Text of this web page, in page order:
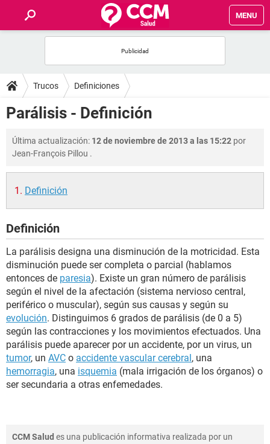
MENU
FOROS
SALUD
FAMILIA
NUTRICIÓN
SEXUALIDAD
GLOSARIO
Trucos Definiciones
Parálisis - Definición
Última actualización: 12 de noviembre de 2013 a las 15:22 por
Jean-François Pillou .
Definición
Definición
La parálisis designa una disminución de la motricidad. Esta
disminución puede ser completa o parcial (hablamos
entonces de paresia). Existe un gran número de parálisis
según el nivel de la afectación (sistema nervioso central,
periférico o muscular), según sus causas y según su
evolución. Distinguimos 6 grados de parálisis (de 0 a 5)
según las contracciones y los movimientos efectuados. Una
parálisis puede aparecer por un accidente, por un virus, un
tumor, un AVC o accidente vascular cerebral, una
hemorragia, una isquemia (mala irrigación de los órganos) o
ser secundaria a otras enfemedades.
CCM Salud es una publicación informativa realizada por un